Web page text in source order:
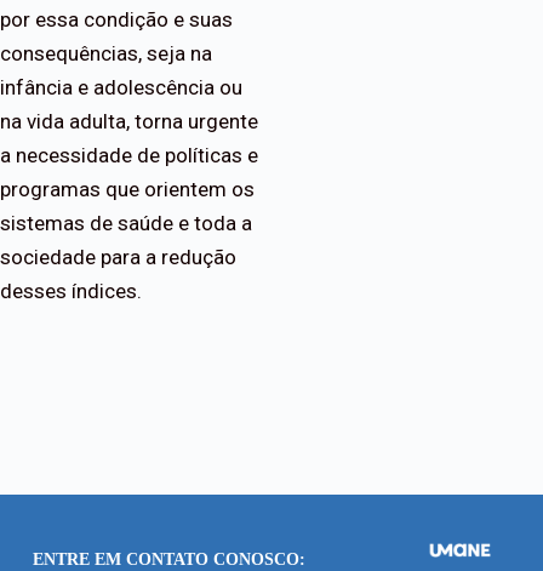
por essa condição e suas
consequências, seja na
infância e adolescência ou
na vida adulta, torna urgente
a necessidade de políticas e
programas que orientem os
sistemas de saúde e toda a
sociedade para a redução
desses índices.
ENTRE EM CONTATO CONOSCO: